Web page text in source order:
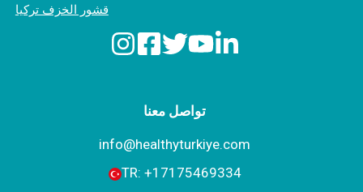
قشور الخزف تركيا
تواصل معنا
info@healthyturkiye.com
TR: +‪17175469334‬